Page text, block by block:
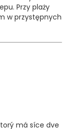
Przy plaży
w przystępnych
má síce dve